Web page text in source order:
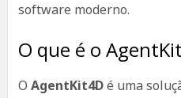
software moderno.
O que é o
O AgentKit4Dé uma